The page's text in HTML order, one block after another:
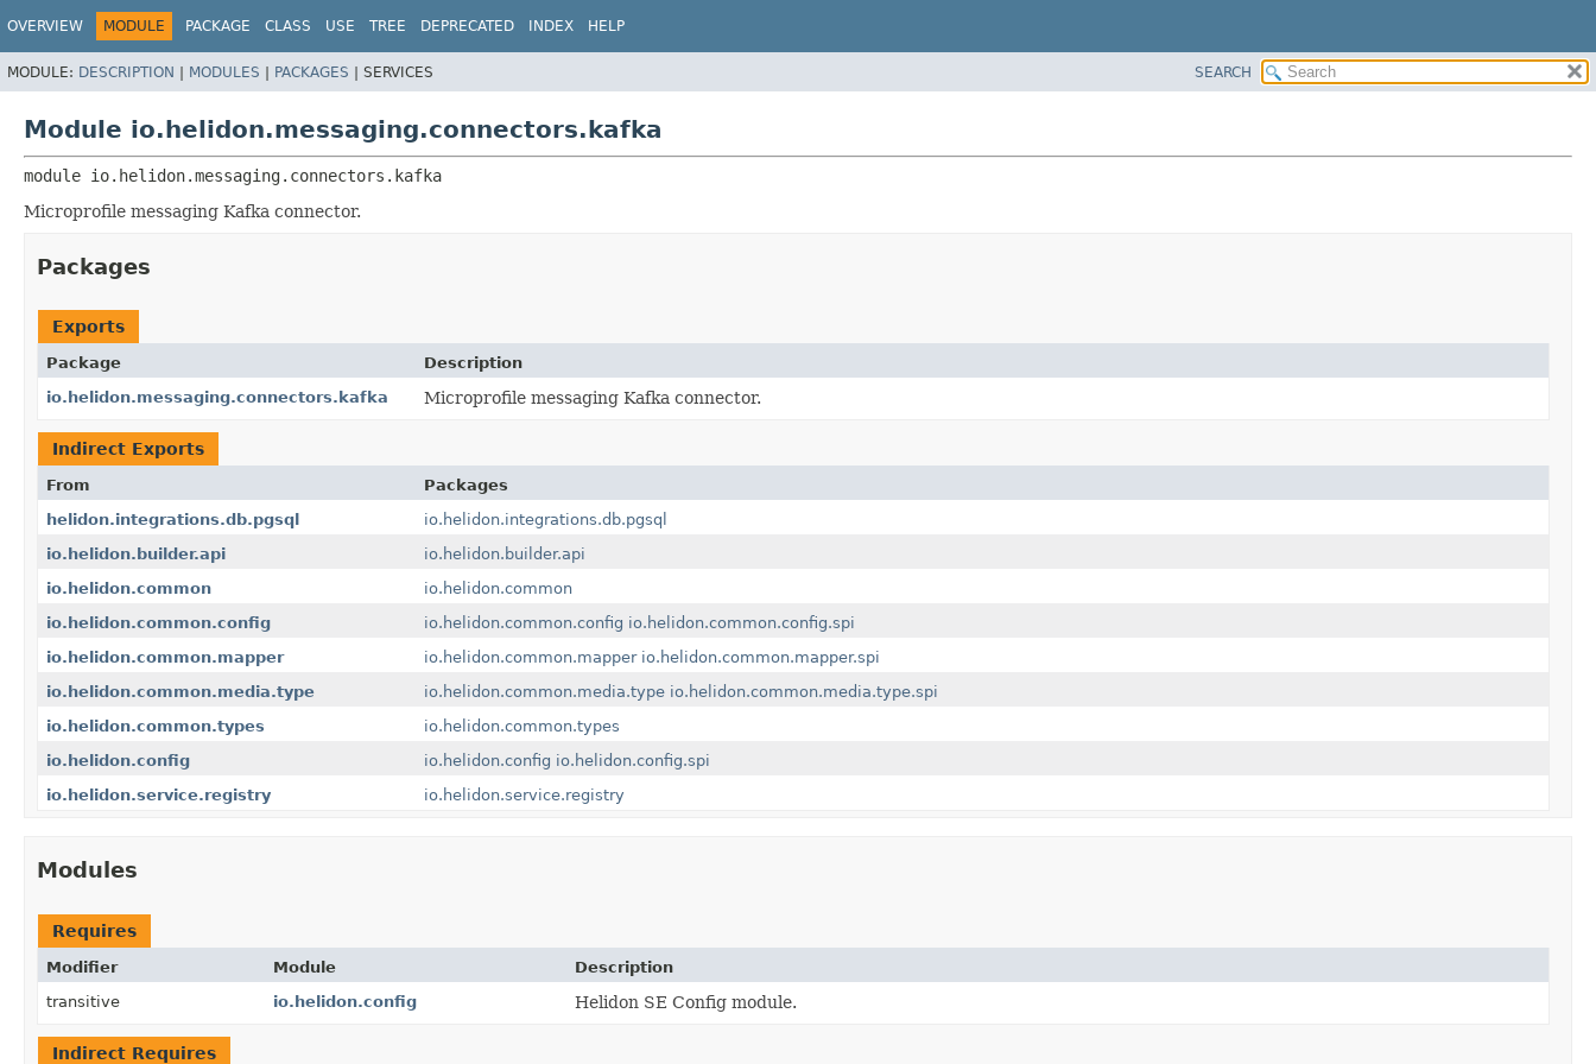
OVERVIEW MODULE PACKAGE CLASS USE TREE DEPRECATED INDEX HELP
MODULE: DESCRIPTION | MODULES | PACKAGES | SERVICES SEARCH
Module io.helidon.messaging.connectors.kafka
module io.helidon.messaging.connectors.kafka
Microprofile messaging Kafka connector.
Packages
Exports
Package
Description
io.helidon.messaging.connectors.kafka
Microprofile messaging Kafka connector.
Indirect Exports
From
Packages
helidon.integrations.db.pgsql
io.helidon.integrations.db.pgsql
io.helidon.builder.api
io.helidon.builder.api
io.helidon.common
io.helidon.common
io.helidon.common.config
io.helidon.common.config io.helidon.common.config.spi
io.helidon.common.mapper
io.helidon.common.mapper io.helidon.common.mapper.spi
io.helidon.common.media.type
io.helidon.common.media.type io.helidon.common.media.type.spi
io.helidon.common.types
io.helidon.common.types
io.helidon.config
io.helidon.config io.helidon.config.spi
io.helidon.service.registry
io.helidon.service.registry
Modules
Requires
Modifier Module
Description
transitive
io.helidon.config Helidon SE Config module.
Indirect Requires